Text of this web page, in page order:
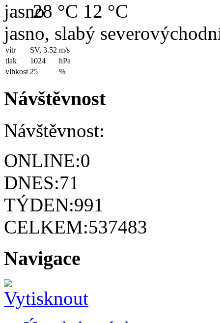
28 °C 12 °C
jasno, slabý
vítr SV, 3.52 m/s
tlak
1024
hPa
vlhkost 25 %
Návštěvnost
Návštěvnost:
ONLINE:0
DNES:71
TÝDEN:991
CELKEM:537483
Navigace